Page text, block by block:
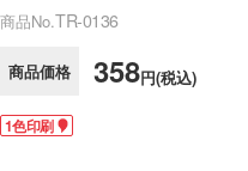
商品No.TR-0136
商品価格 358円(税込)
1色印刷